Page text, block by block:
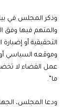
وذكر المجلس في
والمتهم فيها وفق
التحقيقية أو
وموقعه السياسي أو
عمل القضاء لا
ما”.
ودعا المجلس،